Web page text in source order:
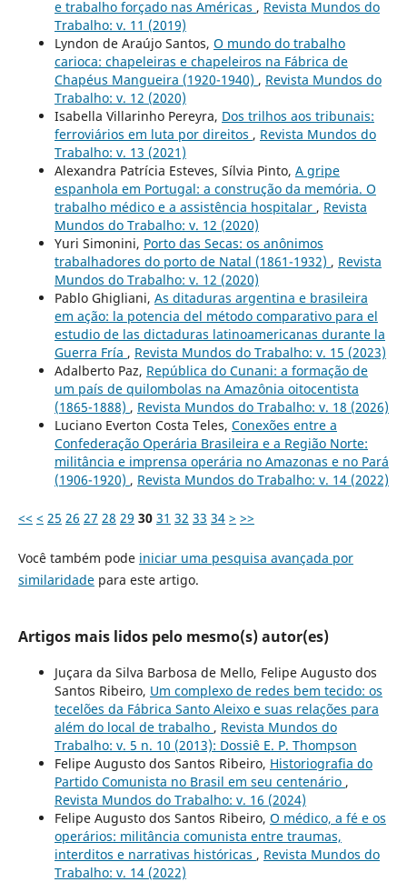
e trabalho forçado nas Américas , Revista Mundos do
Trabalho: v. 11 (2019)
Lyndon de Araújo Santos, O mundo do trabalho
carioca: chapeleiras e chapeleiros na Fábrica de
Chapéus Mangueira (1920-1940) , Revista Mundos do
Trabalho: v. 12 (2020)
Isabella Villarinho Pereyra, Dos trilhos aos tribunais:
ferroviários em luta por direitos , Revista Mundos do
Trabalho: v. 13 (2021)
Alexandra Patrícia Esteves, Sílvia Pinto, A gripe
espanhola em Portugal: a construção da memória. O
trabalho médico e a assistência hospitalar , Revista
Mundos do Trabalho: v. 12 (2020)
Yuri Simonini, Porto das Secas: os anônimos
trabalhadores do porto de Natal (1861-1932) , Revista
Mundos do Trabalho: v. 12 (2020)
Pablo Ghigliani, As ditaduras argentina e brasileira
em ação: la potencia del método comparativo para el
estudio de las dictaduras latinoamericanas durante la
Guerra Fría , Revista Mundos do Trabalho: v. 15 (2023)
Adalberto Paz, República do Cunani: a formação de
um país de quilombolas na Amazônia oitocentista
(1865-1888) , Revista Mundos do Trabalho: v. 18 (2026)
Luciano Everton Costa Teles, Conexões entre a
Confederação Operária Brasileira e a Região Norte:
militância e imprensa operária no Amazonas e no Pará
(1906-1920) , Revista Mundos do Trabalho: v. 14 (2022)
<< < 25 26 27 28 29 30 31 32 33 34 > >>
Você também pode iniciar uma pesquisa avançada por
similaridadepara este artigo.
Artigos mais lidos pelo mesmo(s) autor(es)
Juçara da Silva Barbosa de Mello, Felipe Augusto dos
Santos Ribeiro, Um complexo de redes bem tecido: os
tecelões da Fábrica Santo Aleixo e suas relações para
além do local de trabalho , Revista Mundos do
Trabalho: v. 5 n. 10 (2013): Dossiê E. P. Thompson
Felipe Augusto dos Santos Ribeiro, Historiografia do
Partido Comunista no Brasil em seu centenário ,
Revista Mundos do Trabalho: v. 16 (2024)
Felipe Augusto dos Santos Ribeiro, O médico, a fé e os
operários: militância comunista entre traumas,
interditos e narrativas históricas , Revista Mundos do
Trabalho: v. 14 (2022)